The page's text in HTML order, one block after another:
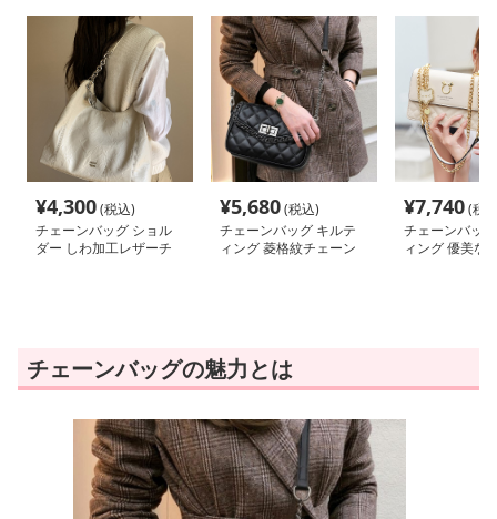
¥4,300(税込)
チェーンバッグ ショル
ダー しわ加工レザーチ
¥5,680(税込)
チェーンバッグ キルテ
ィング 菱格紋チェーン
¥7,740(税
チェーンバッ
ィング 優美な
チェーンバッグの魅力とは